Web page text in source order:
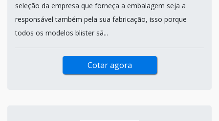
seleção da empresa que forneça a embalagem seja a
responsável também pela sua fabricação, isso porque
todos os modelos blister sã...
Cotar agora